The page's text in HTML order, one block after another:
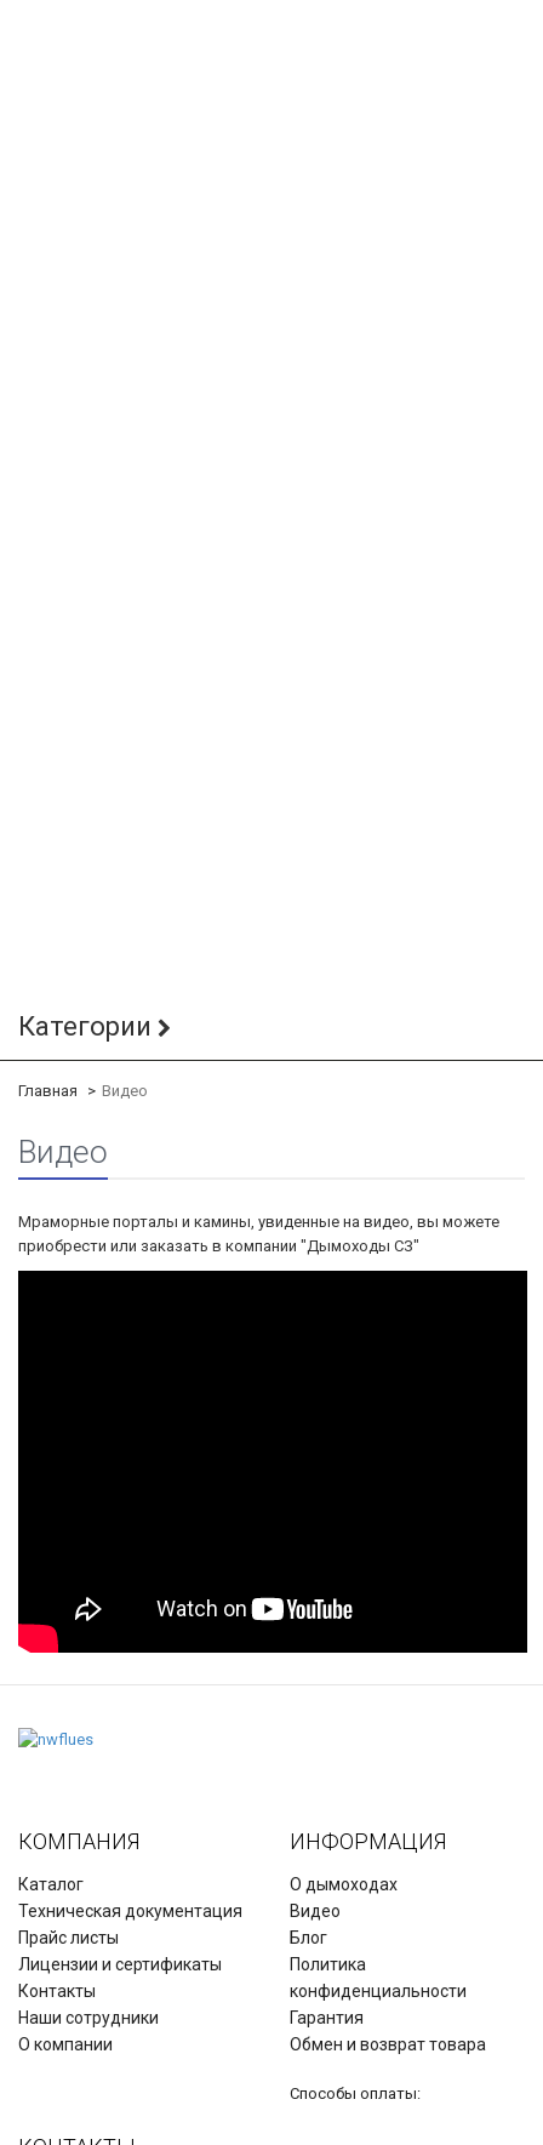
Категории
Главная Видео
Видео
Мраморные порталы и камины, увиденные на видео, вы можете
приобрести или заказать в компании "Дымоходы СЗ"
КОМПАНИЯ
Каталог
Техническая документация
Прайс листы
Лицензии и сертификаты
Контакты
Наши сотрудники
О компании
ИНФОРМАЦИЯ
О дымоходах
Видео
Блог
Политика
конфиденциальности
Гарантия
Обмен и возврат товара
Способы оплаты: